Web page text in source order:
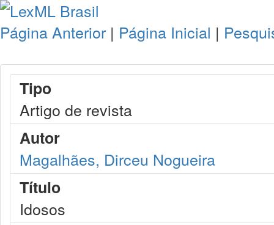
Página Anterior | Página Inicial |
Tipo
Artigo de revista
Autor
Magalhães, Dirceu Nogueira
Título
Idosos